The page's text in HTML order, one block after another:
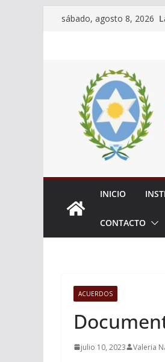
sábado, agosto 8, 2026
INICIO
CONTACTO
ACUERDOS
julio 10, 2023 Valeria